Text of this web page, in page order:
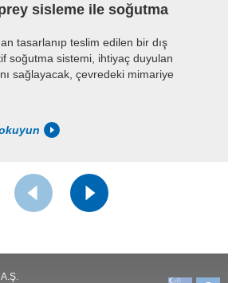
sisleme ile soğutma
tasarlanıp teslim edilen bir dış
soğutma sistemi, ihtiyaç duyulan
sağlayacak, çevredeki mimariye